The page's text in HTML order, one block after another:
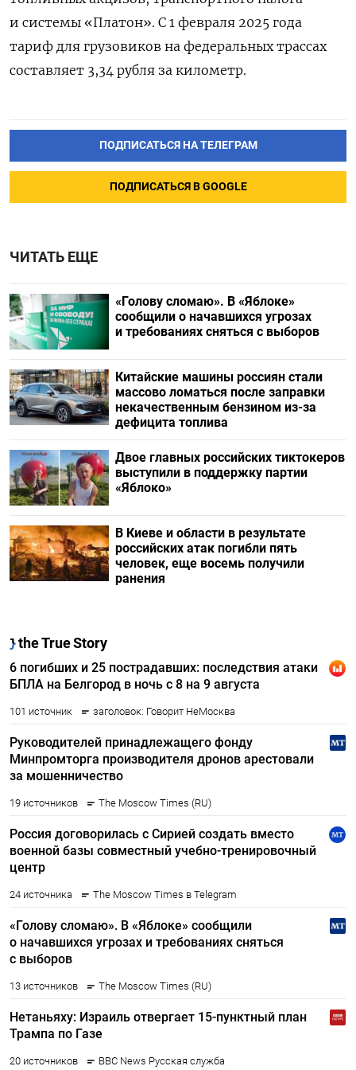
и системы «Платон». С 1 февраля 2025 года
тариф для грузовиков на федеральных трассах
составляет 3,34 рубля за километр.
ПОДПИСАТЬСЯ НА ТЕЛЕГРАМ
ПОДПИСАТЬСЯ В GOOGLE
ЧИТАТЬ ЕЩЕ
«Голову сломаю». В «Яблоке»
сообщили о начавшихся угрозах
и требованиях сняться с выборов
Китайские машины россиян стали
массово ломаться после заправки
некачественным бензином из-за
дефицита топлива
Двое главных российских тиктокеров
выступили в поддержку партии
«Яблоко»
В Киеве и области в результате
российских атак погибли пять
человек, еще восемь получили
ранения